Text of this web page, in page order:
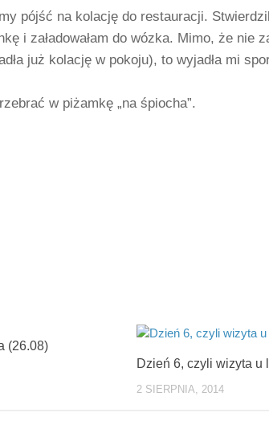
pójść na kolację do restauracji.
i załadowałam do wózka. Mimo, że nie
już kolację w pokoju), to wyjadła mi
w piżamkę „na śpiocha”.
(26.08)
Dzień 6, czyli wizyta u
2 SIERPNIA, 2014